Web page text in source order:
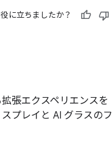
に立ちましたか？
張エクスペリエンスを
プレイと AI グラスのフ